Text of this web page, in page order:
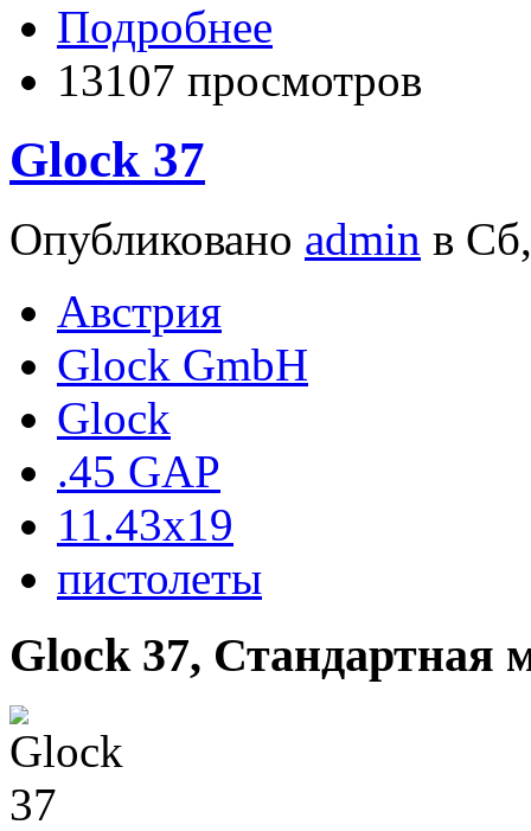
Подробнее
13107 просмотров
Glock 37
Опубликовано admin в
Австрия
Glock GmbH
Glock
.45 GAP
11.43x19
пистолеты
Glock 37, Стандартная